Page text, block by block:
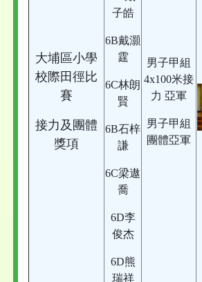
大埔區小學
校際田徑比
賽
接力及團體
獎項
子皓
6B戴灝
霆
6C林朗
賢
6B石梓
謙
6C梁遨
喬
6D李
俊杰
6D熊
瑞祥
男子甲組
4x100米接
力 亞軍
男子甲組
團體亞軍